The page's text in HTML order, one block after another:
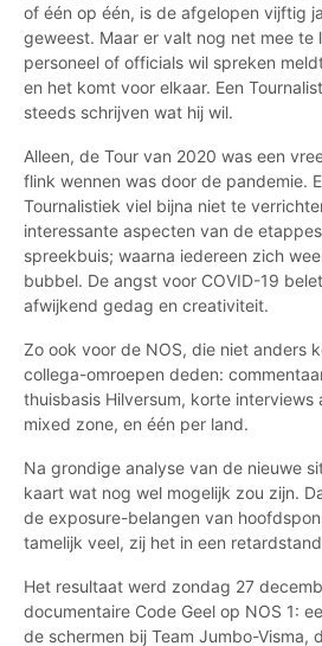
of één op één, is de afgelopen vijftig
geweest. Maar er valt nog net mee te
personeel of officials wil spreken
en het komt voor elkaar. Een
steeds schrijven wat hij wil.
Alleen, de Tour van 2020 was een
flink wennen was door de pandemie.
Tournalistiek viel bijna niet te
interessante aspecten van de
spreekbuis; waarna iedereen zich
bubbel. De angst voor COVID-19
afwijkend gedag en creativiteit.
Zo ook voor de NOS, die niet anders
collega-omroepen deden:
thuisbasis Hilversum, korte interviews
mixed zone, en één per land.
Na grondige analyse van de nieuwe
kaart wat nog wel mogelijk zou zijn.
de exposure-belangen van
tamelijk veel, zij het in een
Het resultaat werd zondag 27
documentaire Code Geel op NOS 1:
de schermen bij Team Jumbo-Visma,